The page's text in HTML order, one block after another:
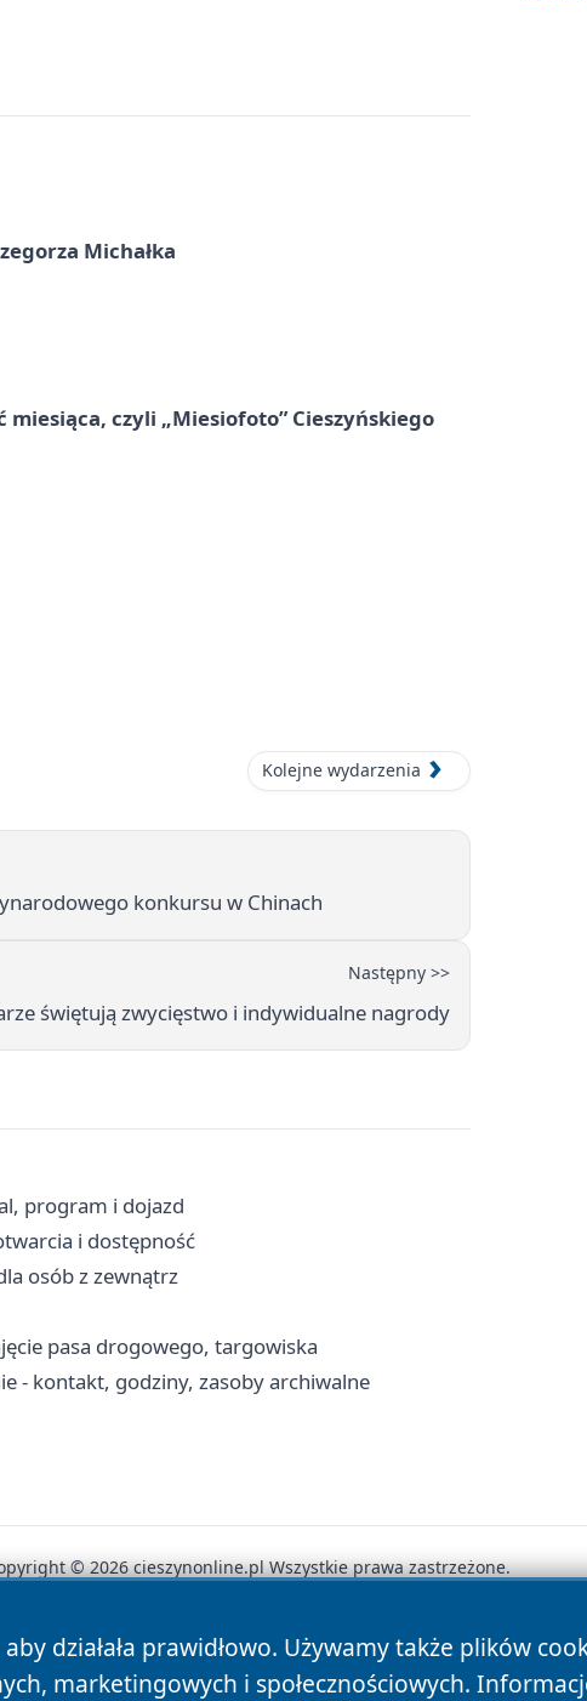
Michałka
czyli „Miesiofoto” Cieszyńskiego
Kolejne wydarzenia
konkursu w Chinach
Następny >>
świętują zwycięstwo i indywidualne nagrody
program i dojazd
i dostępność
osób z zewnątrz
pasa drogowego, targowiska
- kontakt, godziny, zasoby archiwalne
działała prawidłowo. Używamy także plików
marketingowych i społecznościowych.
© 2026 cieszynonline.pl Wszystkie prawa zastrzeżone.
Autorzy Polityka Prywatności Polityka Cookies